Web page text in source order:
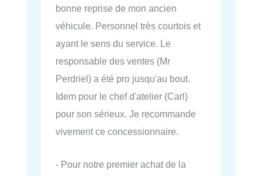
bonne reprise de mon ancien
véhicule. Personnel très courtois et
ayant le sens du service. Le
responsable des ventes (Mr
Perdriel) a été pro jusqu'au bout.
Idem pour le chef d'atelier (Carl)
pour son sérieux. Je recommande
vivement ce concessionnaire.
- Pour notre premier achat de la